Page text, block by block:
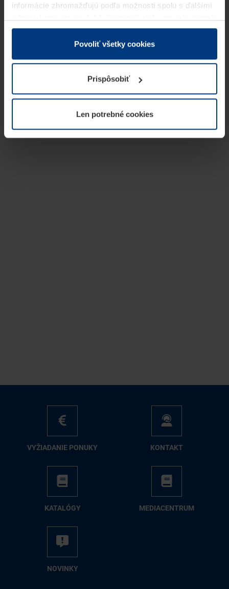
informácie zhromažďujú podľa možnosti spolu s ďalšími
v rámci Vášho využívania služieb.
Z právneho hľadiska môžeme cookies ukladať na Vašom
prevádzku tejto stránky. Pre všetky ostatné typy cookie
potrebujeme Vaše povolenie. Vaše povolenie môžete
kedykoľvek zmeniť alebo odvolať vo vysvetlení cookie
našej webovej stránky.
Povoliť všetky cookies
Prispôsobiť
Len potrebné cookies
VY­ŽIA­DA­NIE PO­NU­KY KON­TAKT
KA­TA­LÓ­GY ME­DIA­CEN­TRUM
NO­VIN­KY